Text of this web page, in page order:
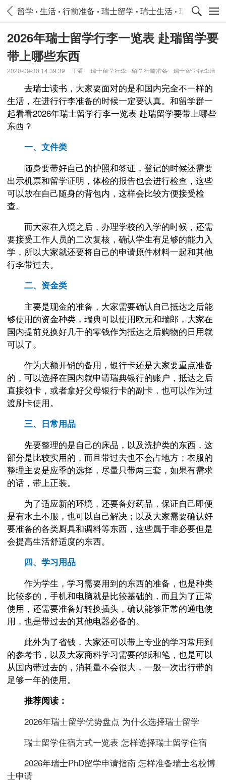
留学 生活 行前准备 瑞士留学 瑞士生活 瑞士行前准
2026年瑞士留学行李一览表 赴瑞留学要
带上哪些东西
2020-09-30 14:39:39 王香 瑞士留学行李 留学行前准备
瑞士留学行李清
去瑞士读书，大家要面对的是和国内完全不一样的
生活，在进行行李准备的时候一定要认真。和留学群一
起看看2026年瑞士留学行李一览表 赴瑞留学要带上哪些
东西？
一、文件类
随身要带好自己的护照和签证，登记的时候还需要
出示机票和留学证明 ，体检的报告也会进行检查，这些
可以放在自己随身的背包内，这样会比较方便接受检
查。
而大家在入境之后，办理学校的入学的时候，还需
要接受工作人员的二次复核，确认学生有足够的能力入
学，所以大家就还要将自己的申请原件材料一起和其他
行李带过去。
二、资金类
主要是现金的准备，大家需要确认自己抵达之后能
够使用的资金种类，瑞典可以使用欧元和瑞郎，大家在
国内提前兑换好几千的零钱作为抵达之后购物的日用就
可以了。
作为大额开销的备用，银行卡还是大家要重点准备
的，可以选择在国内就申请瑞典银行的账户，抵达之后
直接领卡，或者拿好父母银行卡的副卡，也可以作为过
渡刷卡使用。
三、日常用品
先要整理的是自己的床品，以及洗护类的东西，这
部分是比较实用的，而且带过去也不会占地方；衣服的
整理主要是应季的选择，尽量只带两三套，如果有需求
的话，带上正装。
为了适应新的环境，还要备好药品，保证自己即便
是有水土不服，也可以自己解决；以及大家需要确认好
要准备的各类厨具和调料等东西，这些属于非必要但是
会提高生活舒适度的东西。
四、学习用品
作为学生，学习需要用到的东西的准备，也是种类
比较多的，手机和电脑就是比较基础的，而且为了正常
使用，还需要准备好转换插头，确认能够正常的通电使
用，也是带过去的其他电器必备的。
此外为了省钱，大家还可以带上专业的学习常用到
的参考书，以及大家商科学习需要的纸和笔，也是可以
从国内带过去的，消耗量不会很大，一般一次出行带的
足够一年的使用。
推荐阅读：
2026年瑞士留学优势盘点 为什么选择瑞士留学
瑞士留学住宿方式一览表 怎样选择瑞士留学住宿
2026年瑞士PhD留学申请指南 怎样准备瑞士名校博
士申请